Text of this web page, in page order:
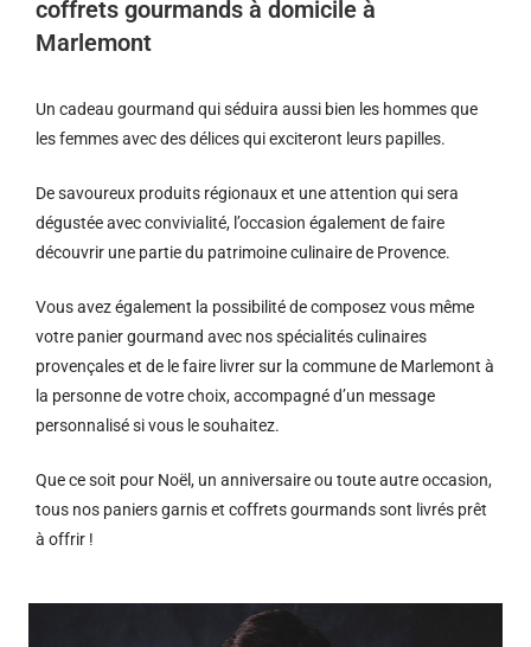
coffrets gourmands à domicile à
Marlemont
Un cadeau gourmand qui séduira aussi bien les hommes que
les femmes avec des délices qui exciteront leurs papilles.
De savoureux produits régionaux et une attention qui sera
dégustée avec convivialité, l’occasion également de faire
découvrir une partie du patrimoine culinaire de Provence.
Vous avez également la possibilité de composez vous même
votre panier gourmand avec nos spécialités culinaires
provençales et de le faire livrer sur la commune de Marlemont à
la personne de votre choix, accompagné d’un message
personnalisé si vous le souhaitez.
Que ce soit pour Noël, un anniversaire ou toute autre occasion,
tous nos paniers garnis et coffrets gourmands sont livrés prêt
à offrir !